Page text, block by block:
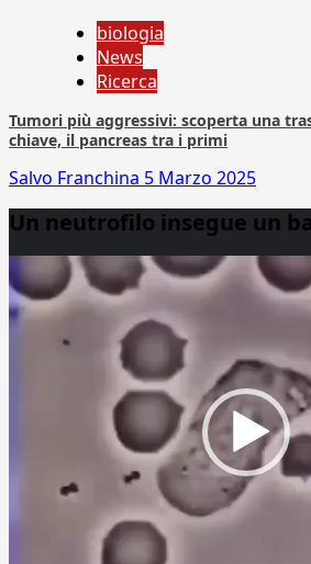
biologia
News
Ricerca
Tumori più aggressivi: scoperta una
chiave, il pancreas tra i primi
Salvo Franchina 5 Marzo 2025
Un neutrofilo insegue un
Player